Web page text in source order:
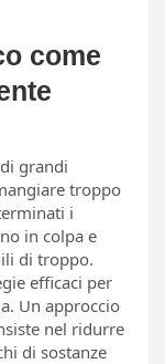
come
grandi
troppo
i
in colpa e
di troppo.
efficaci per
Un approccio
nel ridurre
di sostanze